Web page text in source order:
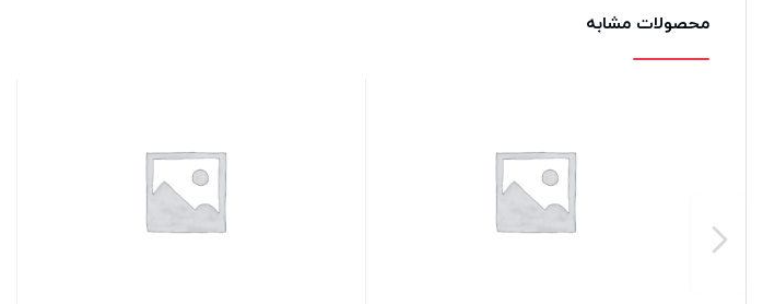
محصولات مشابه